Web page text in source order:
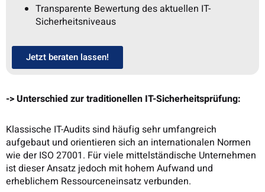
Transparente Bewertung des aktuellen IT-
Sicherheitsniveaus
Jetzt beraten lassen!
-> Unterschied zur traditionellen IT-Sicherheitsprüfung:
Klassische IT-Audits sind häufig sehr umfangreich
aufgebaut und orientieren sich an internationalen Normen
wie der ISO 27001. Für viele mittelständische Unternehmen
ist dieser Ansatz jedoch mit hohem Aufwand und
erheblichem Ressourceneinsatz verbunden.